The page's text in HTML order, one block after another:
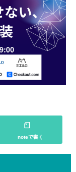
noteで書く